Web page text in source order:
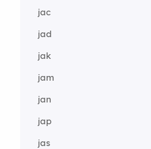
jac
jad
jak
jam
jan
jap
jas